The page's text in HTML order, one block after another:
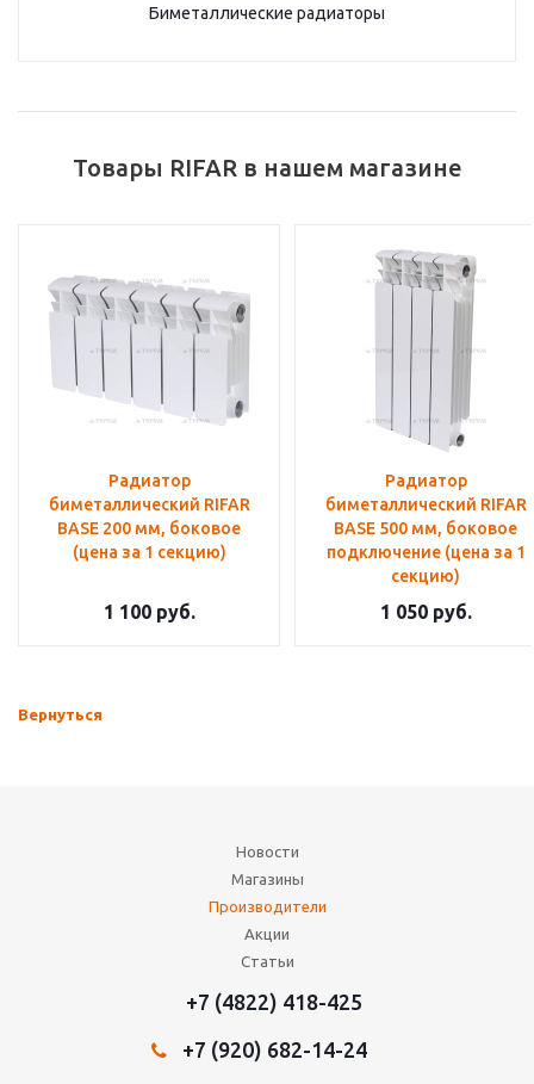
Биметаллические радиаторы
Товары RIFAR в нашем магазине
Радиатор
биметаллический RIFAR
BASE 200 мм, боковое
(цена за 1 секцию)
1 100руб.
Радиатор
биметаллический RIFAR
BASE 500 мм, боковое
подключение (цена за 1
секцию)
1 050руб.
Вернуться
Новости
Магазины
Производители
Акции
Статьи
+7 (4822) 418-425
+7 (920) 682-14-24